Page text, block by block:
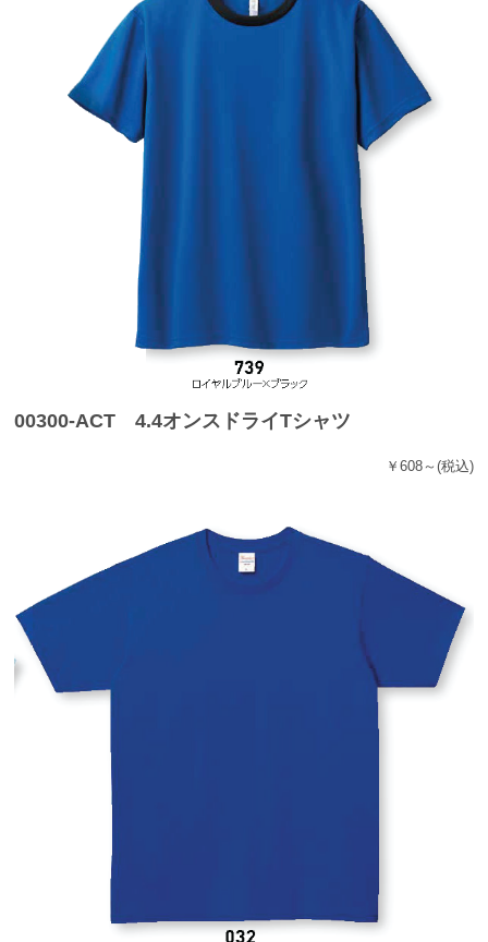
00300-ACT 4.4オンスドライTシャツ
￥608～ (税込)